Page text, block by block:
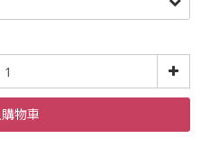
物車